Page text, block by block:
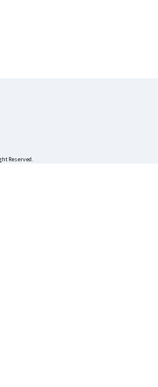
Reserved.